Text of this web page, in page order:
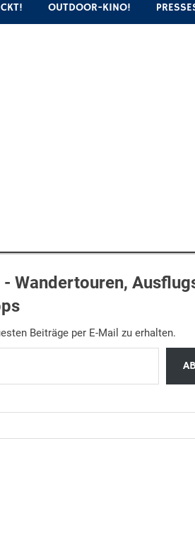
OUTDOOR-KINO!
Wandertouren,
Beiträge per E-Mail zu erhalten.